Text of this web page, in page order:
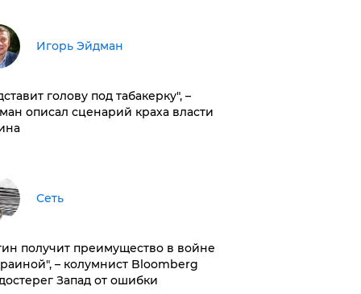
Игорь Эйдман
голову под табакерку", –
описал сценарий краха власти
Сеть
получит преимущество в войне
– колумнист Bloomberg
Запад от ошибки